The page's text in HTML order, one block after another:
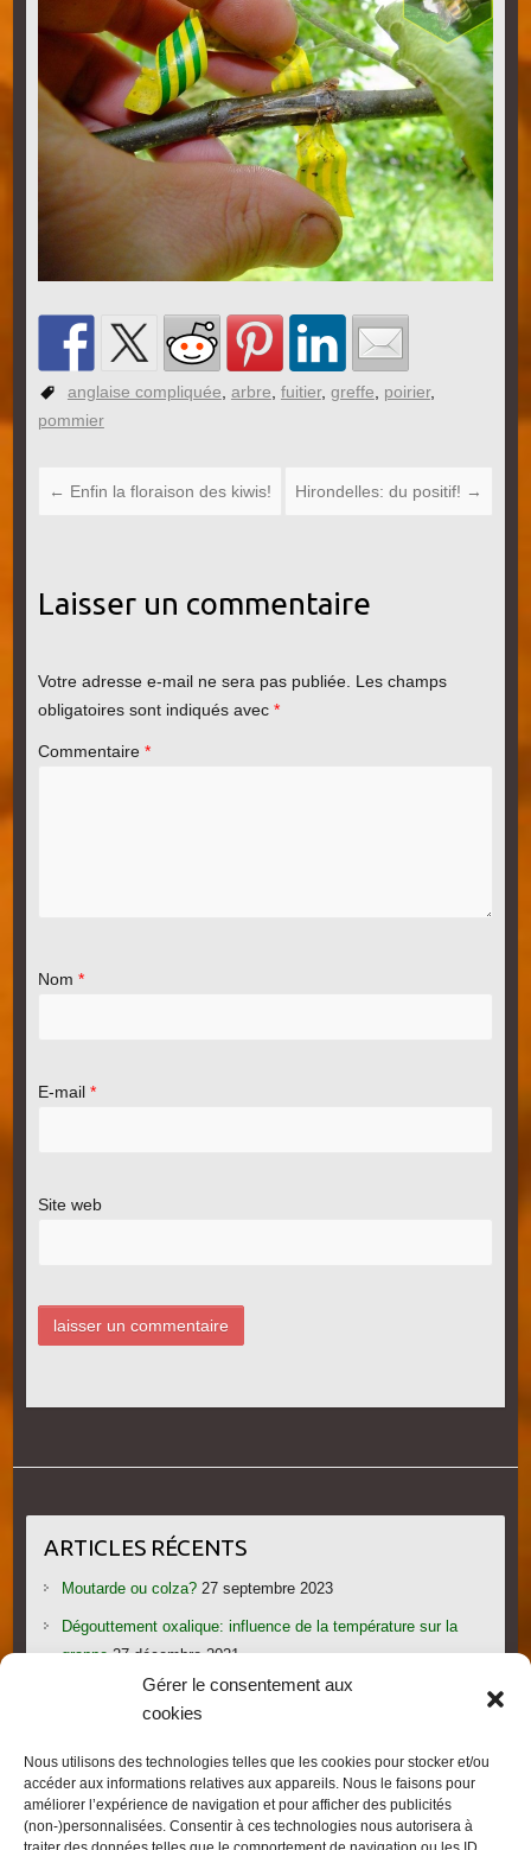
Gérer le consentement aux
cookies
Nous utilisons des technologies telles que les cookies pour stocker et/ou
accéder aux informations relatives aux appareils. Nous le faisons pour
améliorer l’expérience de navigation et pour afficher des publicités
(non-)personnalisées. Consentir à ces technologies nous autorisera à
anglaise compliquée arbre fuitier, greffe poirier,
pommier
← Enfin la floraison des kiwis! Hirondelles: du positif! →
Laisser un commentaire
Votre adresse e-mail ne sera pas publiée. Les champs
obligatoires sont indiqués avec *
Commentaire *
Nom *
E-mail *
Site web
ARTICLES RÉCENTS
Moutarde ou colza? 27 septembre 2023
Dégouttement oxalique: influence de la température sur la
grappe 27 décembre 2021
Le candi provoque l’essaimage: vraiment?
Les villages provençaux du Pays de Fayence 19 septembre
2021